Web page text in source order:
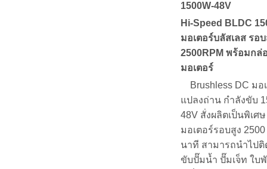
1500W-48V
Hi-Speed BLDC
มอเตอร์บลัสเลส รอ
2500RPM พร้อมกล่
มอเตอร์
Brushless DC มอ
แปลงถ่าน กำลังขับ
48V สั่งผลิตเป็นพิเศษ
มอเตอร์รอบสูง
นาที สามารถนำไปติ
ขับปั๊มน้ำ ปั๊มเจ็ท ใบ